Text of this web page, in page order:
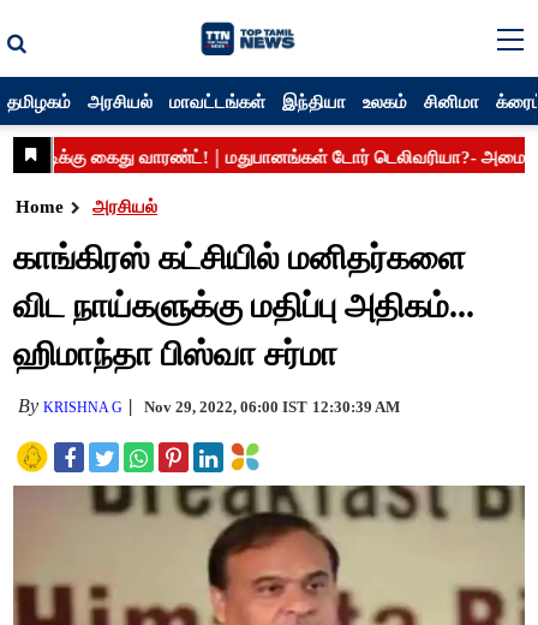
தமிழகம் அரசியல் மாவட்டங்கள் இந்தியா உலகம் சினிமா
Home அரசியல்
காங்கிரஸ் கட்சியில் மனிதர்களை
விட நாய்களுக்கு மதிப்பு அதிகம்...
ஹிமாந்தா பிஸ்வா சர்மா
ByKRISHNA G Nov 29, 2022, 06:00 IST 12:30:39 AM